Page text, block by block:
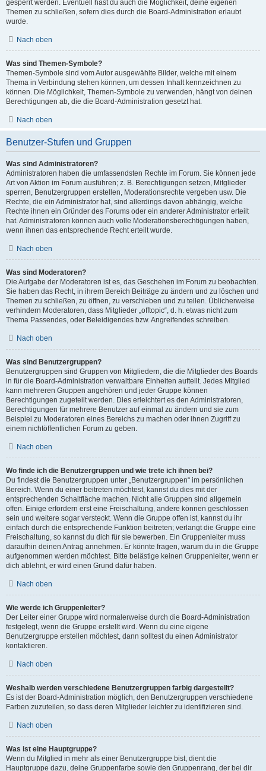
gesperrt werden. Eventuell hast du auch die Möglichkeit, deine eigenen
Themen zu schließen, sofern dies durch die Board-Administration erlaubt
wurde.
Nach oben
Was sind Themen-Symbole?
Themen-Symbole sind vom Autor ausgewählte Bilder, welche mit einem
Thema in Verbindung stehen können, um dessen Inhalt kennzeichnen zu
können. Die Möglichkeit, Themen-Symbole zu verwenden, hängt von deinen
Berechtigungen ab, die die Board-Administration gesetzt hat.
Nach oben
Benutzer-Stufen und Gruppen
Was sind Administratoren?
Administratoren haben die umfassendsten Rechte im Forum. Sie können jede
Art von Aktion im Forum ausführen; z. B. Berechtigungen setzen, Mitglieder
sperren, Benutzergruppen erstellen, Moderationsrechte vergeben usw. Die
Rechte, die ein Administrator hat, sind allerdings davon abhängig, welche
Rechte ihnen ein Gründer des Forums oder ein anderer Administrator erteilt
hat. Administratoren können auch volle Moderationsberechtigungen haben,
wenn ihnen das entsprechende Recht erteilt wurde.
Nach oben
Was sind Moderatoren?
Die Aufgabe der Moderatoren ist es, das Geschehen im Forum zu beobachten.
Sie haben das Recht, in ihrem Bereich Beiträge zu ändern und zu löschen und
Themen zu schließen, zu öffnen, zu verschieben und zu teilen. Üblicherweise
verhindern Moderatoren, dass Mitglieder „offtopic“, d. h. etwas nicht zum
Thema Passendes, oder Beleidigendes bzw. Angreifendes schreiben.
Nach oben
Was sind Benutzergruppen?
Benutzergruppen sind Gruppen von Mitgliedern, die die Mitglieder des Boards
in für die Board-Administration verwaltbare Einheiten aufteilt. Jedes Mitglied
kann mehreren Gruppen angehören und jeder Gruppe können
Berechtigungen zugeteilt werden. Dies erleichtert es den Administratoren,
Berechtigungen für mehrere Benutzer auf einmal zu ändern und sie zum
Beispiel zu Moderatoren eines Bereichs zu machen oder ihnen Zugriff zu
einem nichtöffentlichen Forum zu geben.
Nach oben
Wo finde ich die Benutzergruppen und wie trete ich ihnen bei?
Du findest die Benutzergruppen unter „Benutzergruppen“ im persönlichen
Bereich. Wenn du einer beitreten möchtest, kannst du dies mit der
entsprechenden Schaltfläche machen. Nicht alle Gruppen sind allgemein
offen. Einige erfordern erst eine Freischaltung, andere können geschlossen
sein und weitere sogar versteckt. Wenn die Gruppe offen ist, kannst du ihr
einfach durch die entsprechende Funktion beitreten; verlangt die Gruppe eine
Freischaltung, so kannst du dich für sie bewerben. Ein Gruppenleiter muss
daraufhin deinen Antrag annehmen. Er könnte fragen, warum du in die Gruppe
aufgenommen werden möchtest. Bitte belästige keinen Gruppenleiter, wenn er
dich ablehnt, er wird einen Grund dafür haben.
Nach oben
Wie werde ich Gruppenleiter?
Der Leiter einer Gruppe wird normalerweise durch die Board-Administration
festgelegt, wenn die Gruppe erstellt wird. Wenn du eine eigene
Benutzergruppe erstellen möchtest, dann solltest du einen Administrator
kontaktieren.
Nach oben
Weshalb werden verschiedene Benutzergruppen farbig dargestellt?
Es ist der Board-Administration möglich, den Benutzergruppen verschiedene
Farben zuzuteilen, so dass deren Mitglieder leichter zu identifizieren sind.
Nach oben
Was ist eine Hauptgruppe?
Wenn du Mitglied in mehr als einer Benutzergruppe bist, dient die
Hauptgruppe dazu, deine Gruppenfarbe sowie den Gruppenrang, der bei dir